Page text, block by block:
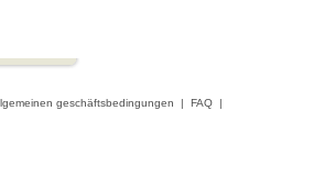
geschäftsbedingungen | FAQ|